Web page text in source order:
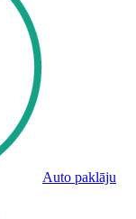
Auto paklāju